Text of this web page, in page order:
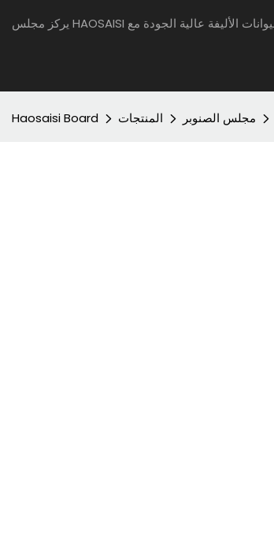
Haosaisi Board المنتجات مجلس الصنوبر